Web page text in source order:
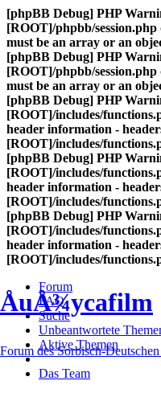
[phpBB Debug] PHP
[ROOT]/phpbb/session.php
must be an array or an
[phpBB Debug] PHP
[ROOT]/phpbb/session.php
must be an array or an
[phpBB Debug] PHP
[ROOT]/includes/
header information -
[ROOT]/includes/
[phpBB Debug] PHP
[ROOT]/includes/
header information -
[ROOT]/includes/
[phpBB Debug] PHP
[ROOT]/includes/
header information -
[ROOT]/includes/
Forum
FAQ
Suche
Unbeantwortete
Aktive Themen
Das Team
ÅuÅ¾ycafilm
Forum des Sorbisch-